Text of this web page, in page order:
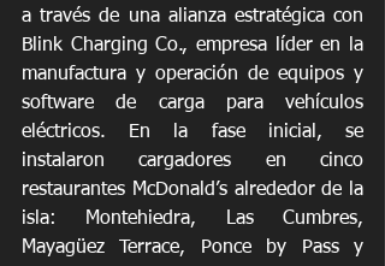
a través de una alianza estratégica con
Blink Charging Co., empresa líder en la
manufactura y operación de equipos y
software de carga para vehículos
eléctricos. En la fase inicial, se
instalaron cargadores en cinco
restaurantes McDonald’s alrededor de la
isla: Montehiedra, Las Cumbres,
Mayagüez Terrace, Ponce by Pass y